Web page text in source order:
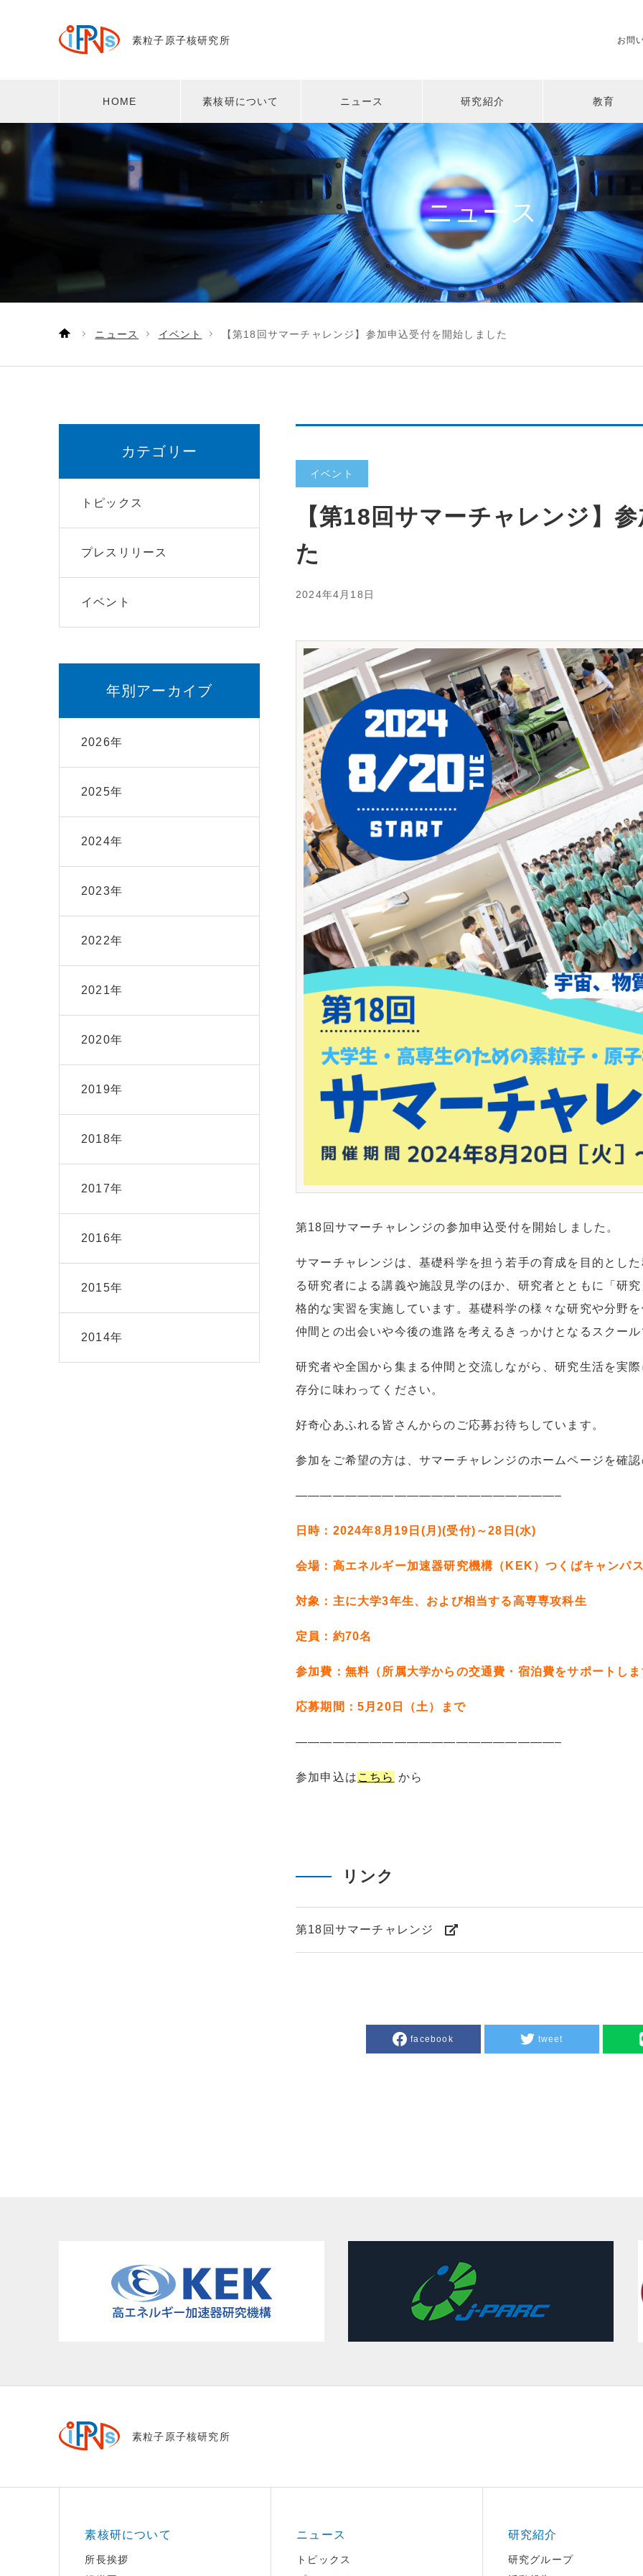
素粒子原子核研究所 お問
HOME 素核研について ニュース 研究紹介 教育
ニュース
ニュース イベント 【第18回サマーチャレンジ】参加申込受付を開始しました
カテゴリー
トピックス
プレスリリース
イベント
年別アーカイブ
2026年
2025年
2024年
2023年
2022年
2021年
2020年
2019年
2018年
2017年
2016年
2015年
2014年
イベント
【第18回サマーチャレンジ】
た
2024年4月18日
第18回サマーチャレンジの参加申込受付を開始しました。
サマーチャレンジは、基礎科学を担う若手の育成を目的とし
る研究者による講義や施設見学のほか、研究者とともに「研
格的な実習を実施しています。基礎科学の様々な研究や分野
仲間との出会いや今後の進路を考えるきっかけとなるスクー
研究者や全国から集まる仲間と交流しながら、研究生活を実
存分に味わってください。
好奇心あふれる皆さんからのご応募お待ちしています。
参加をご希望の方は、サマーチャレンジのホームページを確
—————————————————————–
日時：2024年8月19日(月)(受付)～28日(水)
会場：高エネルギー加速器研究機構（KEK）つくばキャンパ
対象：主に大学3年生、および相当する高専専攻科生
定員：約70名
参加費：無料（所属大学からの交通費・宿泊費をサポートし
応募期間：5月20日（土）まで
—————————————————————–
参加申込は こちら から
リンク
第18回サマーチャレンジ
facebook tweet
素粒子原子核研究所
素核研について
所長挨拶
ニュース
トピックス
研究紹介
研究グループ